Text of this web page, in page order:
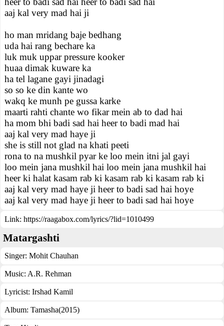
aaj kal very mad hai ji
ho man mridang baje bedhang
uda hai rang bechare ka
luk muk uppar pressure kooker
huaa dimak kuware ka
ha tel lagane gayi jinadagi
so so ke din kante wo
wakq ke munh pe gussa karke
maarti rahti chante wo fikar mein ab to dad hai
ha mom bhi badi sad hai heer to badi mad hai
aaj kal very mad haye ji
she is still not glad na khati peeti
rona to na mushkil pyar ke loo mein itni jal gayi
loo mein jana mushkil hai loo mein jana mushkil hai
heer ki halat kasam rab ki kasam rab ki kasam rab ki
aaj kal very mad haye ji heer to badi sad hai hoye
aaj kal very mad haye ji heer to badi sad hai hoye
Link: https://raagabox.com/lyrics/?lid=1010499
Matargashti
Singer: Mohit Chauhan
Music: A.R. Rehman
Lyricist: Irshad Kamil
Album: Tamasha(2015)